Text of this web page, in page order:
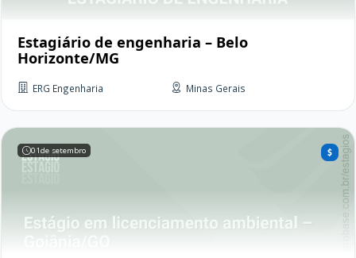
Estagiário de engenharia – Belo
Horizonte/MG
ERG Engenharia Minas Gerais
01de setembro